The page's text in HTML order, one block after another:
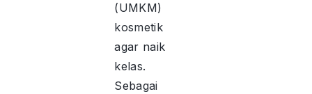
(UMKM)
kosmetik
agar naik
kelas.
Sebagai